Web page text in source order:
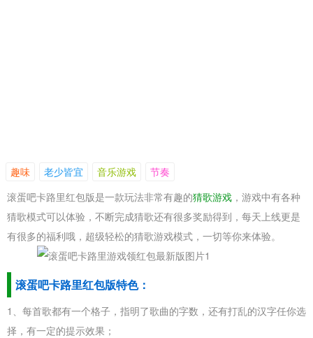
趣味 老少皆宜 音乐游戏
节奏
滚蛋吧卡路里红包版是一款玩法非常有趣的猜歌游戏 ，游戏中有各种
猜歌模式可以体验，不断完成猜歌还有很多奖励得到，每天上线更是
有很多的福利哦，超级轻松的猜歌游戏模式，一切等你来体验。
滚蛋吧卡路里红包版特色：
1、每首歌都有一个格子，指明了歌曲的字数，还有打乱的汉字任你选
择，有一定的提示效果；